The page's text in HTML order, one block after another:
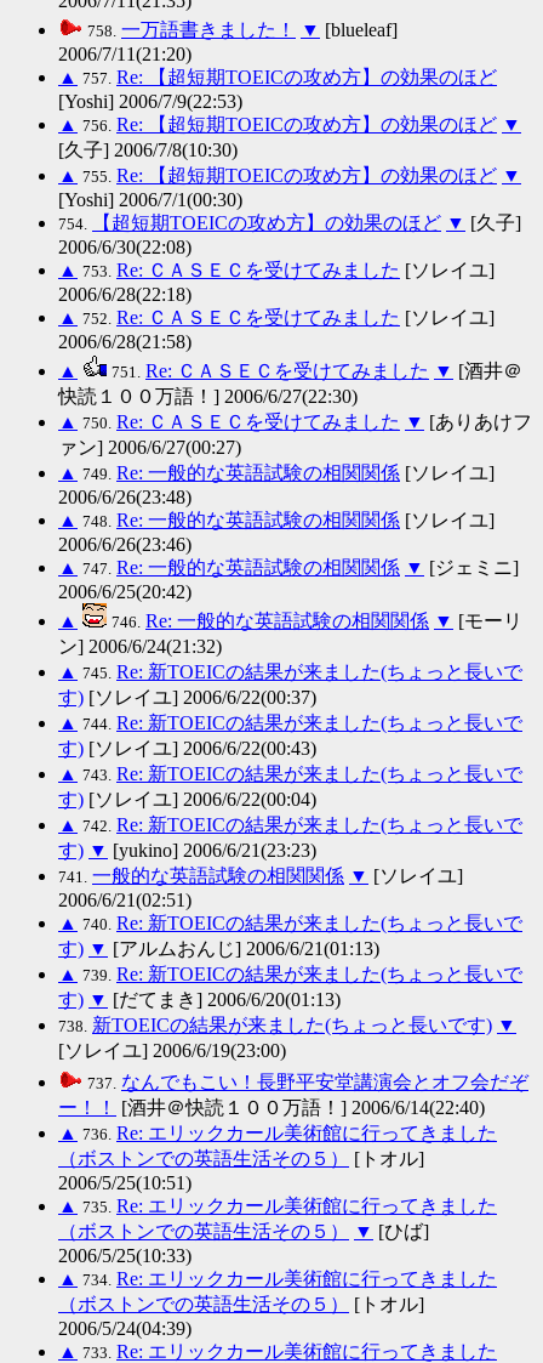
758. 一万語書きました！ ▼ [blueleaf]
2006/7/11(21:20)
▲ 757. Re: 【超短期TOEICの攻め方】の効果のほど
[Yoshi] 2006/7/9(22:53)
▲ 756. Re: 【超短期TOEICの攻め方】の効果のほど ▼
[久子] 2006/7/8(10:30)
▲ 755. Re: 【超短期TOEICの攻め方】の効果のほど ▼
[Yoshi] 2006/7/1(00:30)
754. 【超短期TOEICの攻め方】の効果のほど ▼ [久子]
2006/6/30(22:08)
▲ 753. Re: ＣＡＳＥＣを受けてみました [ソレイユ]
2006/6/28(22:18)
▲ 752. Re: ＣＡＳＥＣを受けてみました [ソレイユ]
2006/6/28(21:58)
▲
751. Re: ＣＡＳＥＣを受けてみました ▼ [酒井＠
快読１００万語！] 2006/6/27(22:30)
▲ 750. Re: ＣＡＳＥＣを受けてみました ▼ [ありあけフ
ァン] 2006/6/27(00:27)
▲ 749. Re: 一般的な英語試験の相関関係 [ソレイユ]
2006/6/26(23:48)
▲ 748. Re: 一般的な英語試験の相関関係 [ソレイユ]
2006/6/26(23:46)
▲ 747. Re: 一般的な英語試験の相関関係 ▼ [ジェミニ]
2006/6/25(20:42)
▲
746. Re: 一般的な英語試験の相関関係 ▼ [モーリ
ン] 2006/6/24(21:32)
▲ 745. Re: 新TOEICの結果が来ました(ちょっと長いで
す) [ソレイユ] 2006/6/22(00:37)
▲ 744. Re: 新TOEICの結果が来ました(ちょっと長いで
す) [ソレイユ] 2006/6/22(00:43)
▲ 743. Re: 新TOEICの結果が来ました(ちょっと長いで
す) [ソレイユ] 2006/6/22(00:04)
▲ 742. Re: 新TOEICの結果が来ました(ちょっと長いで
す) ▼ [yukino] 2006/6/21(23:23)
741. 一般的な英語試験の相関関係 ▼ [ソレイユ]
2006/6/21(02:51)
▲ 740. Re: 新TOEICの結果が来ました(ちょっと長いで
す) ▼ [アルムおんじ] 2006/6/21(01:13)
▲ 739. Re: 新TOEICの結果が来ました(ちょっと長いで
す) ▼ [だてまき] 2006/6/20(01:13)
738. 新TOEICの結果が来ました(ちょっと長いです) ▼
[ソレイユ] 2006/6/19(23:00)
737. なんでもこい！長野平安堂講演会とオフ会だぞ
ー！！
[酒井＠快読１００万語！] 2006/6/14(22:40)
▲ 736. Re: エリックカール美術館に行ってきました
（ボストンでの英語生活その５）
[トオル]
2006/5/25(10:51)
▲ 735. Re: エリックカール美術館に行ってきました
（ボストンでの英語生活その５）
▼ [ひば]
2006/5/25(10:33)
▲ 734. Re: エリックカール美術館に行ってきました
（ボストンでの英語生活その５）
[トオル]
2006/5/24(04:39)
▲ 733. Re: エリックカール美術館に行ってきました